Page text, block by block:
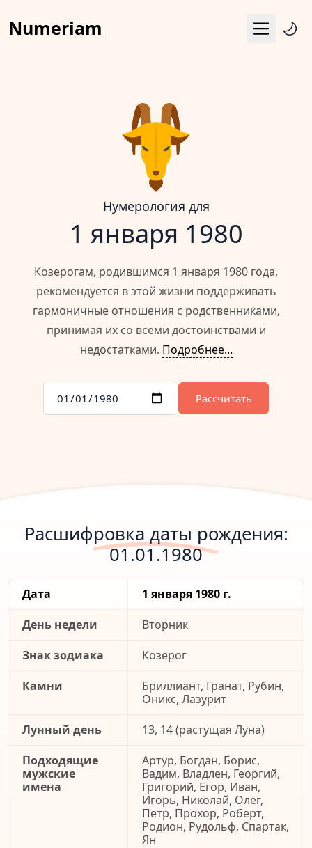
Numeriam Меню
Матрица судьбы
Гороскоп
Календарь
Нумерология для
1 января 1980
Козерогам, родившимся 1 января 1980 года,
рекомендуется в этой жизни поддерживать
гармоничные отношения с родственниками,
принимая их со всеми достоинствами и
недостатками. Подробнее...
Рассчитать
Расшифровка даты рождения:
01.01.1980
Дата
1 января 1980 г.
День недели
Вторник
Знак зодиака
Козерог
Камни
Бриллиант, Гранат, Рубин,
Оникс, Лазурит
Лунный день
13, 14 (растущая Луна)
Подходящие
мужские
имена
Артур, Богдан, Борис,
Вадим, Владлен, Георгий,
Григорий, Егор, Иван,
Игорь, Николай, Олег,
Петр, Прохор, Роберт,
Родион, Рудольф, Спартак,
Ян